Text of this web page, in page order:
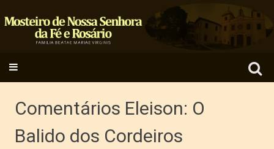
Search
for:
SKIP TO CONTENT
Comentários Eleison: O
Balido dos Cordeiros